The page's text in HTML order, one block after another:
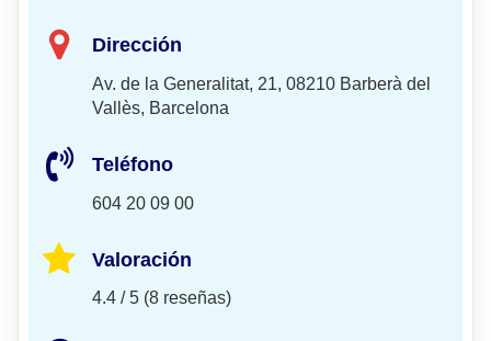
Dirección
Av. de la Generalitat, 21, 08210 Barberà del
Vallès, Barcelona
Teléfono
604 20 09 00
Valoración
4.4 / 5 (8 reseñas)